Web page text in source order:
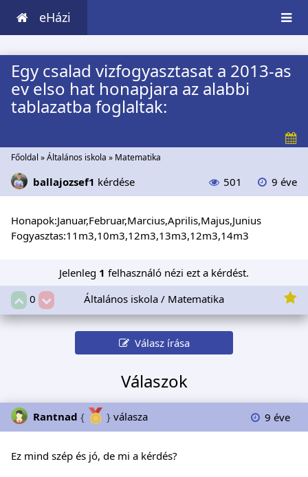
eHázi
Egy csalad vizfogyasztasat a 2013-as
ev elso hat honapjara az alabbi
tablazatba foglaltak:
Főoldal »Általános iskola » Matematika
ballajozsef1 kérdése 501 9 éve
Honapok:Januar,Februar,Marcius,Aprilis,Majus,Junius
Fogyasztas:11m3,10m3,12m3,13m3,12m3,14m3
Jelenleg 1 felhasználó nézi ezt a kérdést.
0
Általános iskola / Matematika
Válasz írása
Válaszok
Rantnad { } válasza 9 éve
Ez mind szép és jó, de mi a kérdés?